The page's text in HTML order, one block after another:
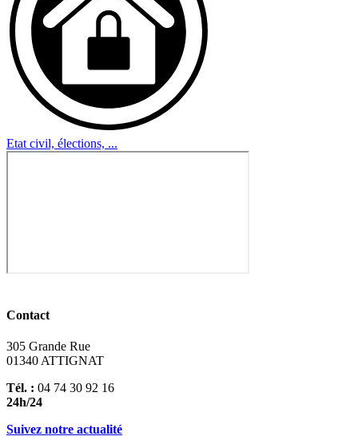
Etat civil, élections, ...
Contact
305 Grande Rue
01340 ATTIGNAT
Tél. : 04 74 30 92 16
24h/24
Suivez notre actualité